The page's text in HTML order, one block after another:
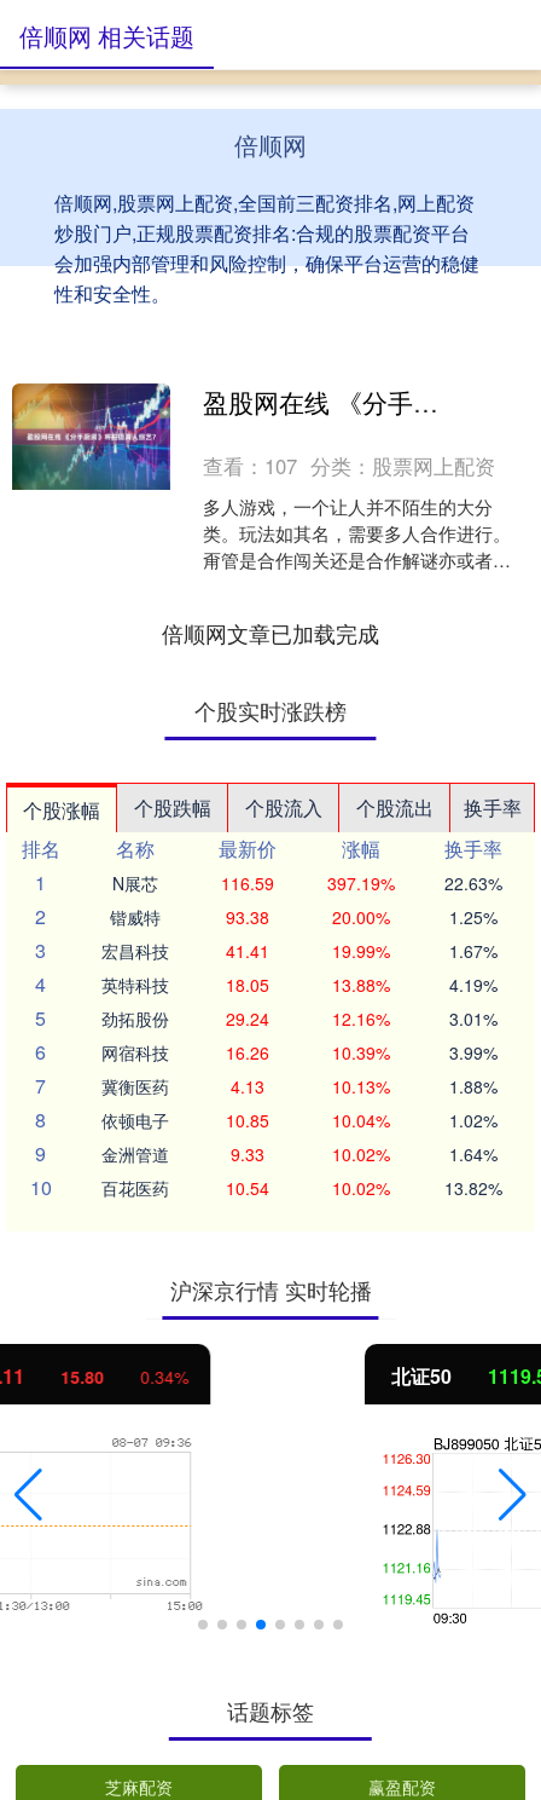
倍顺网
倍顺网,股票网上配资,全国前三配资排名,网上配资
炒股门户,正规股票配资排名:合规的股票配资平台
会加强内部管理和风险控制，确保平台运营的稳健
性和安全性。
倍顺网 相关话题
盈股网在线 《分手厨房》将拍摄真人综艺？
查看： 107 分类： 股票网上配资
多人游戏，一个让人并不陌生的大分
类。玩法如其名，需要多人合作进行。
甭管是合作闯关还是合作解谜亦或者是
倍顺网文章已加载完成
个股实时涨跌榜
个股涨幅 个股跌幅 个股流入 个股流出
换手率
排名
名称 最新价 涨幅
换手率
1
N展芯 116.59 397.19% 22.63%
2 锴威特 93.38 20.00% 1.25%
3 宏昌科技 41.41 19.99% 1.67%
4 英特科技 18.05 13.88% 4.19%
5 劲拓股份 29.24 12.16% 3.01%
6 网宿科技 16.26 10.39% 3.99%
7 冀衡医药 4.13 10.13% 1.88%
8 依顿电子 10.85 10.04% 1.02%
9 金洲管道 9.33 10.02% 1.64%
10 百花医药 10.54 10.02% 13.82%
沪深京行情 实时轮播
北证50 -0.30%
话题标签
芝麻配资 赢盈配资